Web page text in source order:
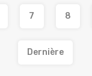
7 8
Dernière